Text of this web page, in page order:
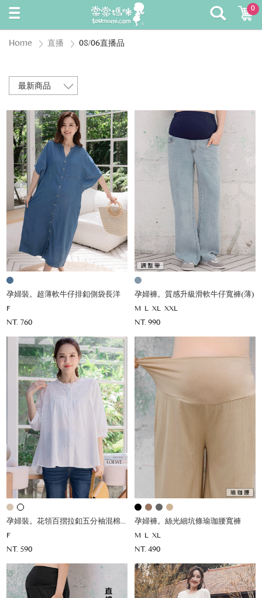
0
Home 直播 08/06直播品
孕婦裝。超薄軟牛仔排釦側袋長洋
F
NT. 760
孕婦褲。質感升級滑軟牛仔寬褲(薄)
M L XL XXL
NT. 990
孕婦裝。花領百摺拉釦五分袖混棉薄杉
F
NT. 590
孕婦褲。絲光細坑條瑜珈腰寬褲
M L XL
NT. 490